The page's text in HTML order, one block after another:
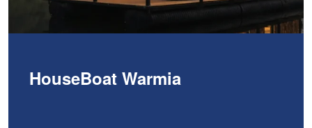
HouseBoat Warmia